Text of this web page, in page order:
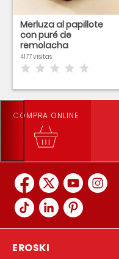
Merluza al papillote
con puré de
remolacha
4177 visitas
COMPRA ONLINE
EROSKI